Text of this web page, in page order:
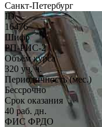
Санкт-Петербург
ID
16476
Шифр
РП-РИС-2
Объём курса
320 уч. ч.
Периодичность (мес.)
Бессрочно
Срок оказания
40 раб. дн.
ФИС ФРДО